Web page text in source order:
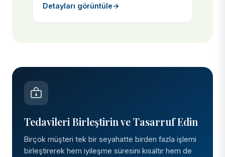
Detayları görüntüle→
Tedavileri Birleştirin ve Tasarruf Edin
Birçok müşteri tek bir seyahatte birden fazla işlemi
birleştirerek hem iyileşme süresini kısaltır hem de